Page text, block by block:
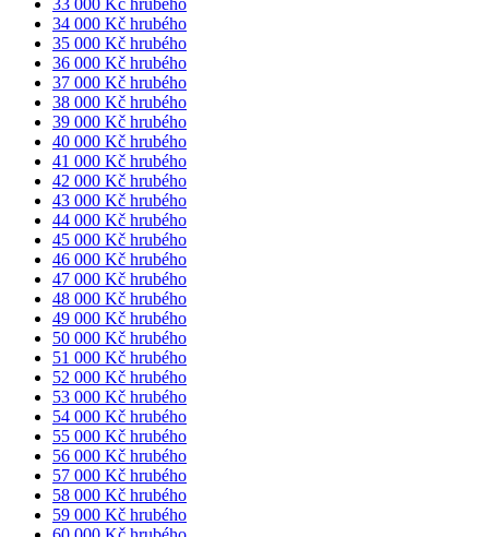
33 000 Kč hrubého
34 000 Kč hrubého
35 000 Kč hrubého
36 000 Kč hrubého
37 000 Kč hrubého
38 000 Kč hrubého
39 000 Kč hrubého
40 000 Kč hrubého
41 000 Kč hrubého
42 000 Kč hrubého
43 000 Kč hrubého
44 000 Kč hrubého
45 000 Kč hrubého
46 000 Kč hrubého
47 000 Kč hrubého
48 000 Kč hrubého
49 000 Kč hrubého
50 000 Kč hrubého
51 000 Kč hrubého
52 000 Kč hrubého
53 000 Kč hrubého
54 000 Kč hrubého
55 000 Kč hrubého
56 000 Kč hrubého
57 000 Kč hrubého
58 000 Kč hrubého
59 000 Kč hrubého